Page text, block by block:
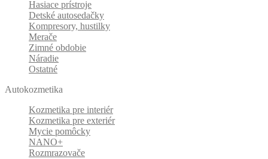
Hasiace prístroje
Detské autosedačky
Kompresory, hustilky
Merače
Zimné obdobie
Náradie
Ostatné
Autokozmetika
Kozmetika pre interiér
Kozmetika pre exteriér
Mycie pomôcky
NANO+
Rozmrazovače